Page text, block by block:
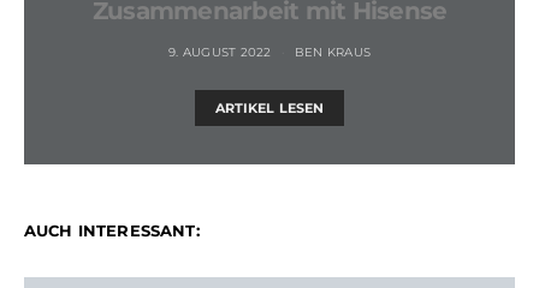
Zusammenarbeit mit Hisense
9. AUGUST 2022 BEN KRAUS
ARTIKEL LESEN
AUCH INTERESSANT: